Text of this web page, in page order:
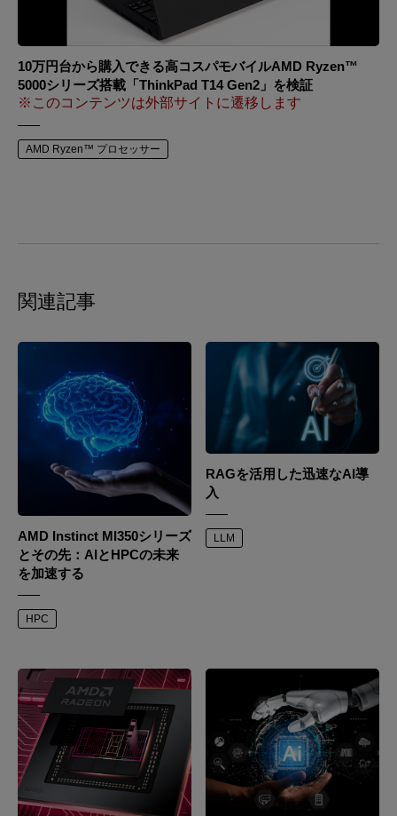
10万円台から購入できる高コスパモバイルAMD Ryzen™
5000シリーズ搭載「ThinkPad T14 Gen2」を検証
※このコンテンツは外部サイトに遷移します
AMD Ryzen™ プロセッサー
関連記事
AMD Instinct MI350シリーズ
とその先：AIとHPCの未来
を加速する
HPC
RAGを活用した迅速なAI導
入
LLM